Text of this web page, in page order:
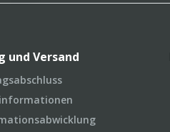
und Versand